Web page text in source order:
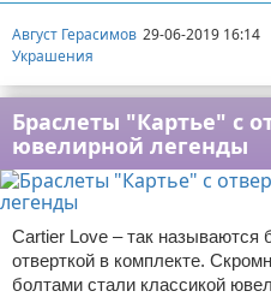
Август Герасимов 29-06-2019 16:14
Украшения
Браслеты "Картье" с
ювелирной легенды
Cartier Love – так называются
отверткой в комплекте.
болтами стали классикой